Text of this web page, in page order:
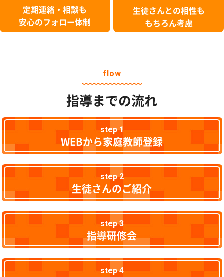
定期連絡・相談も
安心のフォロー体制
生徒さんとの相性も
もちろん考慮
flow
指導までの流れ
step 1
WEBから家庭教師登録
step 2
生徒さんのご紹介
step 3
指導研修会
step 4